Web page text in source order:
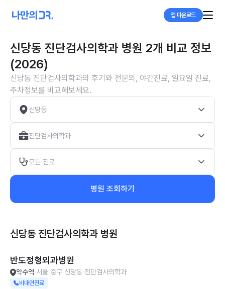
앱 다운로드
신당동 진단검사의학과 병원 2개 비교 정보
(2026)
신당동 진단검사의학과의 후기와 전문의, 야간진료, 일요일 진료,
주차정보를 비교해보세요.
신당동
진단검사의학과
모든 진료
병원 조회하기
신당동 진단검사의학과 병원
반도정형외과병원
약수역 서울 중구 신당동 진단검사의학과
비대면진료